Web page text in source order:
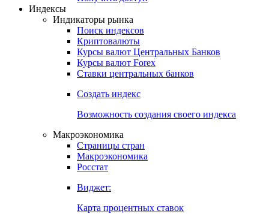
Индексы
Индикаторы рынка
Поиск индексов
Криптовалюты
Курсы валют Центральных Банков
Курсы валют Forex
Ставки центральных банков
Создать индекс
Возможность создания своего индекса
Макроэкономика
Страницы стран
Макроэкономика
Росстат
Виджет:
Карта процентных ставок